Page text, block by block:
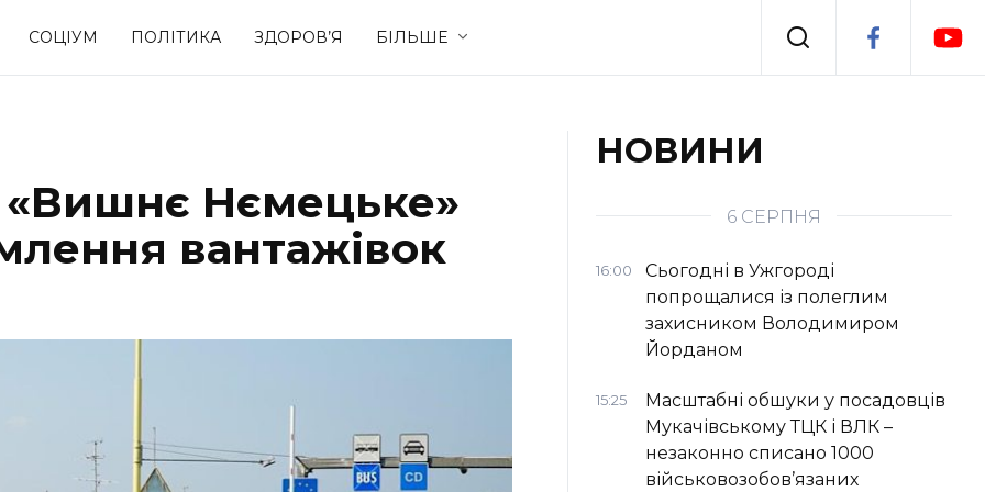
СОЦІУМ ПОЛІТИКА ЗДОРОВ’Я БІЛЬШЕ
Події
Спорт Стиль життя
«Вишнє Нємецьке»
вантажівок
НОВИНИ
6 СЕРПНЯ
16:00
Сьогодні в Ужгороді
попрощалися із полеглим
захисником Володимиром
Йорданом
15:25
Масштабні обшуки у посадовців
Мукачівському ТЦК і ВЛК –
незаконно списано 1000
військовозобов’язаних